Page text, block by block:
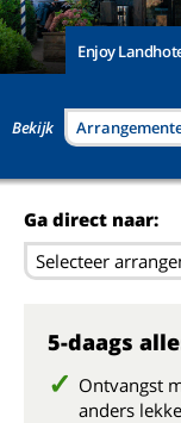
Enjoy
Bekijk
Ga direct naar:
Selecteer
5-daags
Ontvangst
anders